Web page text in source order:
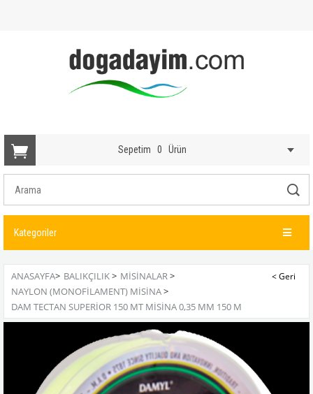
Sepetim 0 Ürün
Kategoriler
ANASAYFA> BALIKÇILIK> MISINALAR>
NAYLON (MONOFILAMENT) MISINA>
DAM TECTAN SUPERIOR 150 MT MISINA 0,35 MM 150 M